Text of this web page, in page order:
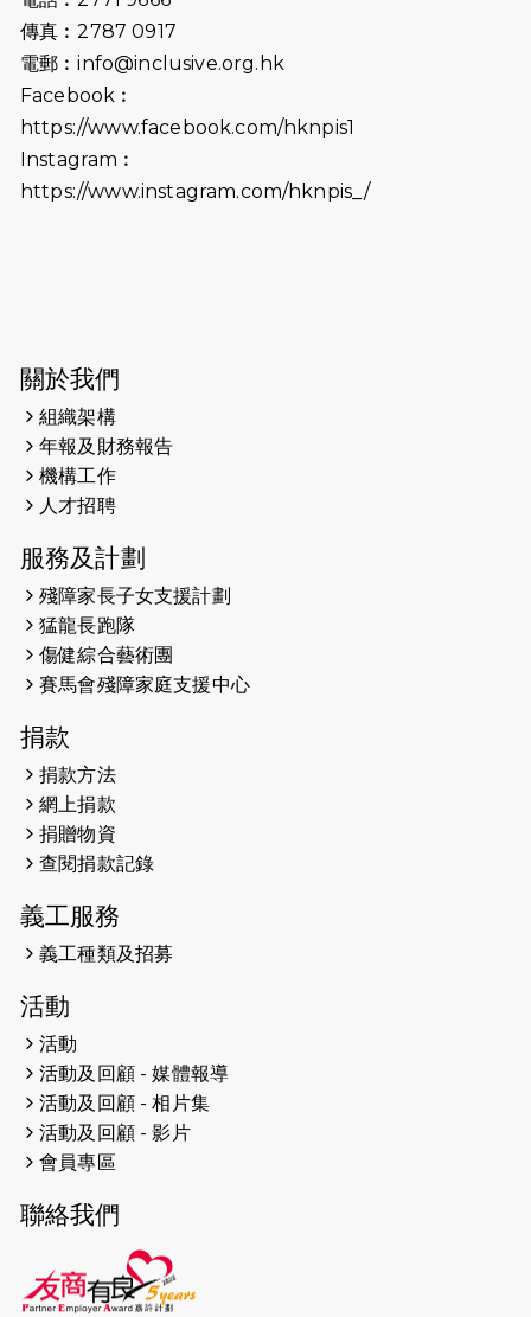
2026-06-25
（19:00開始）
2026-06-18
猛龍長跑隊恆常練習 - 6月18日
2026-06-11
猛龍長跑隊恆常練習 - 6月11日（19:00
2026-05-22
2026-05-21
2026-05-14
（19:00開始）
2026-05-07
開始）
2026-04-30
2026-04-25
2026-04-24
2026-04-23
2026-04-19
2026-04-16
猛龍長跑隊恆常練習 - 4月16日
（19:00開始）
2026-04-12
2026-04-11
2026-04-10 太古家＋賞系列：漫步魔術與音樂
傳真︰2787 0917
電郵︰info@inclusive.org.hk
Facebook︰
https://www.facebook.com/hknpis1
Instagram︰
https://www.instagram.com/hknpis_/
關於我們
組織架構
年報及財務報告
機構工作
人才招聘
服務及計劃
殘障家長子女支援計劃
猛龍長跑隊
傷健綜合藝術團
賽馬會殘障家庭支援中心
捐款
捐款方法
網上捐款
捐贈物資
查閱捐款記錄
義工服務
義工種類及招募
活動
活動
活動及回顧 - 媒體報導
活動及回顧 - 相片集
活動及回顧 - 影片
會員專區
聯絡我們